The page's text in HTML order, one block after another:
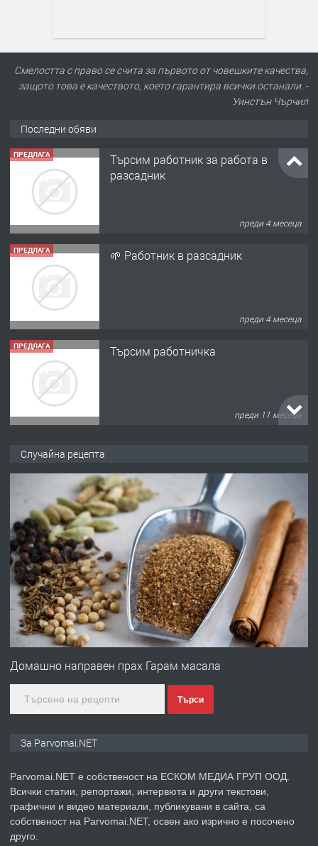
Смелостта с право се счита за първото от човешките качества,
защото това е качеството, което гарантира всички останали. -
Уинстън Чърчил
Последни обяви
ПРЕДЛАГА
Търсим работник за работа в
разсадник
преди 4 месеца
ПРЕДЛАГА 🌱 Работник в разсадник
преди 4 месеца
ПРЕДЛАГА Търсим работничка
преди 11 месеца
преди 1 година
ПРЕДЛАГА Работа за общи работници
преди 1 година
ПРЕДЛАГА
Първи поход "По стъпките на Ангел
преди 1 година
ПРЕДЛАГА Уроци по Математика
Случайна рецепта
Домашно направен прах Гарам масала
Търси
За Parvomai.NET
Parvomai.NET е собственост на ЕСКОМ МЕДИА ГРУП ООД.
Всички статии, репортажи, интервюта и други текстови,
графични и видео материали, публикувани в сайта, са
собственост на Parvomai.NET, освен ако изрично е посочено
друго.